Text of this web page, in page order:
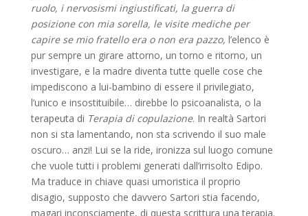
ruolo, i nervosismi ingiustificati, la guerra di
posizione con mia sorella, le visite mediche per
capire se mio fratello era o non era pazzo, l’elenco è
pur sempre un girare attorno, un torno e ritorno, un
investigare, e la madre diventa tutte quelle cose che
impediscono a lui-bambino di essere il privilegiato,
l’unico e insostituibile… direbbe lo psicoanalista, o la
terapeuta di Terapia di copulazione. In realtà Sartori
non si sta lamentando, non sta scrivendo il suo male
oscuro… anzi! Lui se la ride, ironizza sul luogo comune
che vuole tutti i problemi generati dall’irrisolto Edipo.
Ma traduce in chiave quasi umoristica il proprio
disagio, supposto che davvero Sartori stia facendo,
magari inconsciamente, di questa scrittura una terapia.